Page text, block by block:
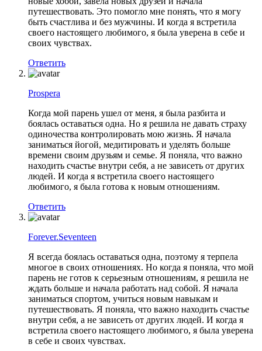
путешествовать. Это помогло мне понять, что я могу
быть счастлива и без мужчины. И когда я встретила
своего настоящего любимого, я была уверена в себе и
своих чувствах.
Ответить
Prospera
Когда мой парень ушел от меня, я была разбита и
боялась оставаться одна. Но я решила не давать страху
одиночества контролировать мою жизнь. Я начала
заниматься йогой, медитировать и уделять больше
времени своим друзьям и семье. Я поняла, что важно
находить счастье внутри себя, а не зависеть от других
людей. И когда я встретила своего настоящего
любимого, я была готова к новым отношениям.
Ответить
Forever.Seventeen
Я всегда боялась оставаться одна, поэтому я терпела
многое в своих отношениях. Но когда я поняла, что мой
парень не готов к серьезным отношениям, я решила не
ждать больше и начала работать над собой. Я начала
заниматься спортом, учиться новым навыкам и
путешествовать. Я поняла, что важно находить счастье
внутри себя, а не зависеть от других людей. И когда я
встретила своего настоящего любимого, я была уверена
в себе и своих чувствах.